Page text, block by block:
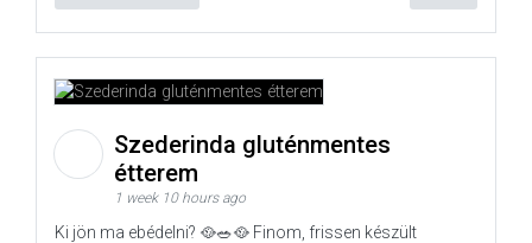
Szederinda gluténmentes
étterem
1 week 10 hours ago
Ki jön ma ebédelni? 🥘🥗🥘 Finom, frissen készült